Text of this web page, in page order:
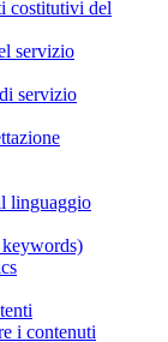
costitutivi del
servizio
servizio
linguaggio
i contenuti